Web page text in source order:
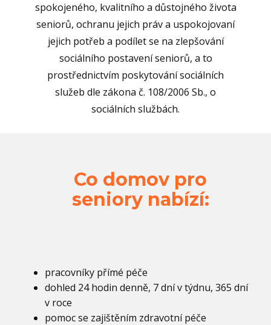
spokojeného, kvalitního a důstojného života
seniorů, ochranu jejich práv a uspokojovaní
jejich potřeb a podílet se na zlepšování
sociálního postavení seniorů, a to
prostřednictvím poskytování sociálních
služeb dle zákona č. 108/2006 Sb., o
sociálních službách.
Co domov pro
seniory nabízí:
pracovníky přímé péče
dohled 24 hodin denně, 7 dní v týdnu, 365 dní
v roce
pomoc se zajištěním zdravotní péče